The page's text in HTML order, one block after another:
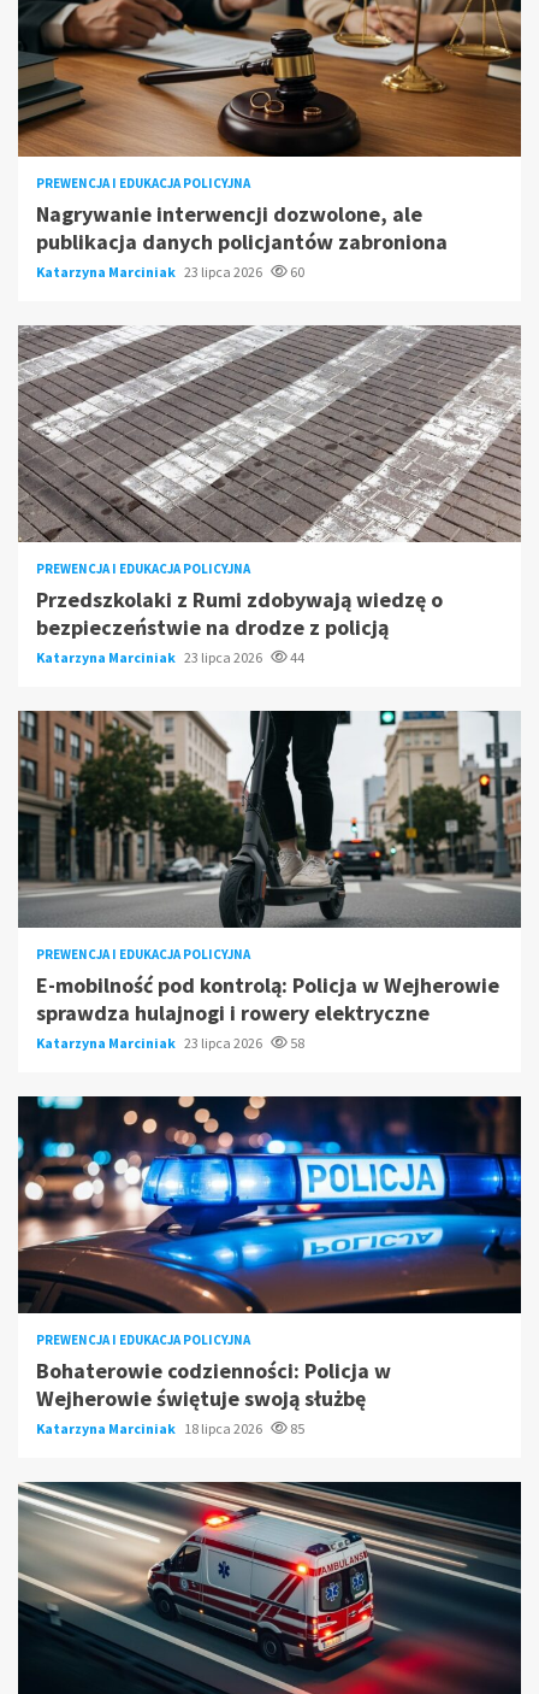
PREWENCJA I EDUKACJA POLICYJNA
Nagrywanie interwencji dozwolone, ale
publikacja danych policjantów zabroniona
Katarzyna Marciniak 23 lipca 2026 60
PREWENCJA I EDUKACJA POLICYJNA
Przedszkolaki z Rumi zdobywają wiedzę o
bezpieczeństwie na drodze z policją
Katarzyna Marciniak 23 lipca 2026 44
PREWENCJA I EDUKACJA POLICYJNA
E-mobilność pod kontrolą: Policja w Wejherowie
sprawdza hulajnogi i rowery elektryczne
Katarzyna Marciniak 23 lipca 2026 58
PREWENCJA I EDUKACJA POLICYJNA
Bohaterowie codzienności: Policja w
Wejherowie świętuje swoją służbę
Katarzyna Marciniak 18 lipca 2026 85